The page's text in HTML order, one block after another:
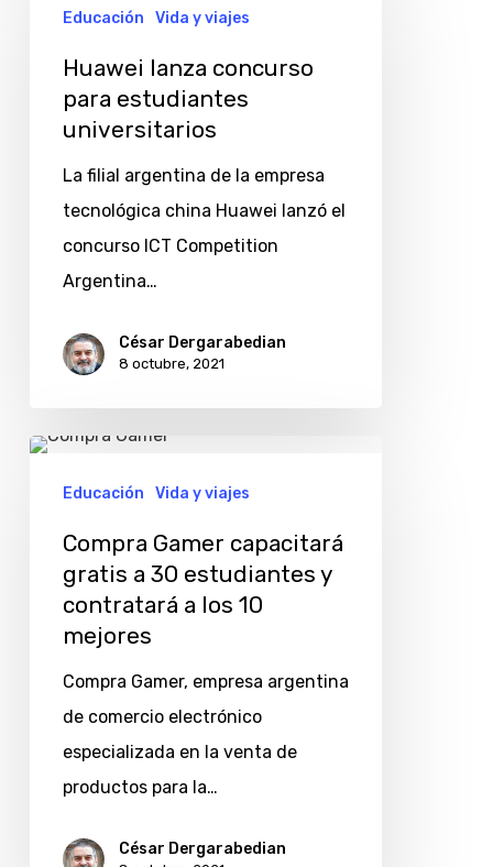
lanza
estudiantes
Educación Vida y viajes
Huawei lanza concurso
para estudiantes
universitarios
La filial argentina de la empresa
tecnológica china Huawei lanzó el
concurso ICT Competition
Argentina…
César Dergarabedian
8 octubre, 2021
Compra
Gamer
gratis
Educación Vida y viajes
Compra Gamer capacitará
gratis a 30 estudiantes y
contratará a los 10
mejores
Compra Gamer, empresa argentina
de comercio electrónico
especializada en la venta de
productos para la…
César Dergarabedian